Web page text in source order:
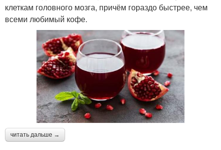
клеткам головного мозга, причём гораздо быстрее, чем
всеми любимый кофе.
читать дальше →